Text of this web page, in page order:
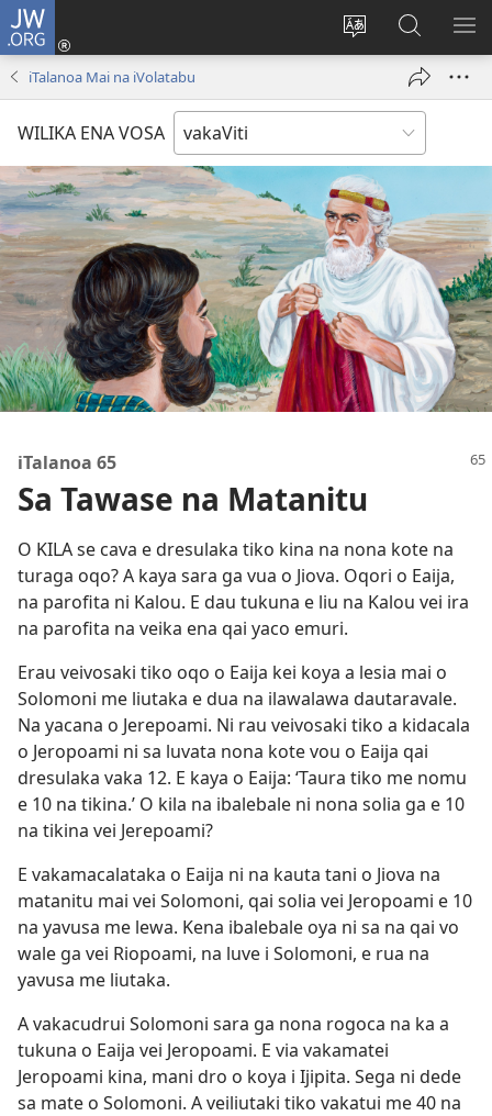
JW.ORG
Veisautaka
Dolava
(opens
Vaqara
ena
JW.ORG
iTalanoa Mai na iVolatabu
WILIKA ENA VOSA
iTalanoa 65
Sa Tawase na Matanitu
O KILA se cava e dresulaka tiko kina na nona kote na
turaga oqo? A kaya sara ga vua o Jiova. Oqori o Eaija,
na parofita ni Kalou. E dau tukuna e liu na Kalou vei ira
na parofita na veika ena qai yaco emuri.
Erau veivosaki tiko oqo o Eaija kei koya a lesia mai o
Solomoni me liutaka e dua na ilawalawa dautaravale.
Na yacana o Jerepoami. Ni rau veivosaki tiko a kidacala
o Jeropoami ni sa luvata nona kote vou o Eaija qai
dresulaka vaka 12. E kaya o Eaija: ‘Taura tiko me nomu
e 10 na tikina.’ O kila na ibalebale ni nona solia ga e 10
na tikina vei Jerepoami?
E vakamacalataka o Eaija ni na kauta tani o Jiova na
matanitu mai vei Solomoni, qai solia vei Jeropoami e 10
na yavusa me lewa. Kena ibalebale oya ni sa na qai vo
wale ga vei Riopoami, na luve i Solomoni, e rua na
yavusa me liutaka.
A vakacudrui Solomoni sara ga nona rogoca na ka a
tukuna o Eaija vei Jeropoami. E via vakamatei
Jeropoami kina, mani dro o koya i Ijipita. Sega ni dede
sa mate o Solomoni. A veiliutaki tiko vakatui me 40 na